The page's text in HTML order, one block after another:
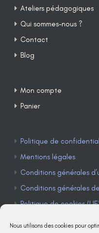
Nous utilisons des cookies pour
Ateliers pédagogiques
Qui sommes-nous ?
Contact
Blog
Mon compte
Panier
Politique de
Mentions légales
Conditions générales
Conditions générales
Politique de cookies